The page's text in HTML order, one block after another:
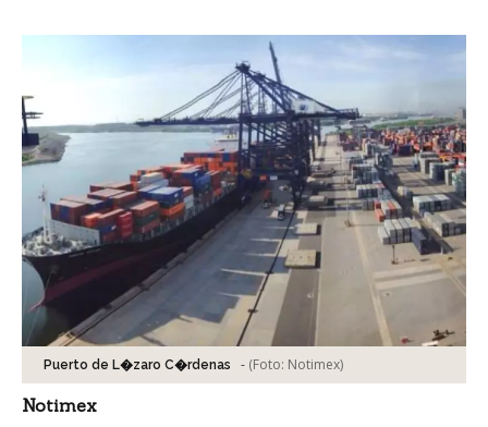
Puerto de L�zaro C�rdenas - (Foto: Notimex)
Notimex